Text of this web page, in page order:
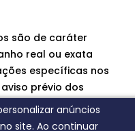
anúncios
site. Ao continuar
são de caráter
real ou exata
específicas nos
prévio dos
nossos produtos